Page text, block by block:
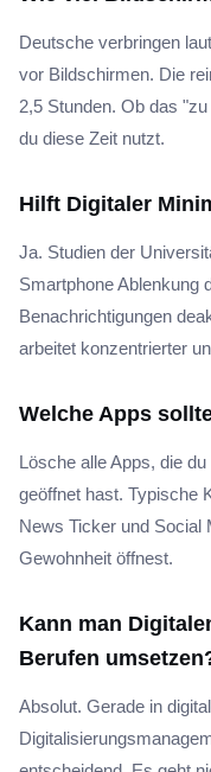
Deutsche verbringen
vor Bildschirmen. Die
2,5 Stunden. Ob das
du diese Zeit nutzt.
Hilft Digitaler
Ja. Studien der
Smartphone Ablenkung
Benachrichtigungen
arbeitet konzentrierter
Welche Apps
Lösche alle Apps, die
geöffnet hast. Typische
News Ticker und Social
Gewohnheit öffnest.
Kann man
Berufen
Absolut. Gerade in